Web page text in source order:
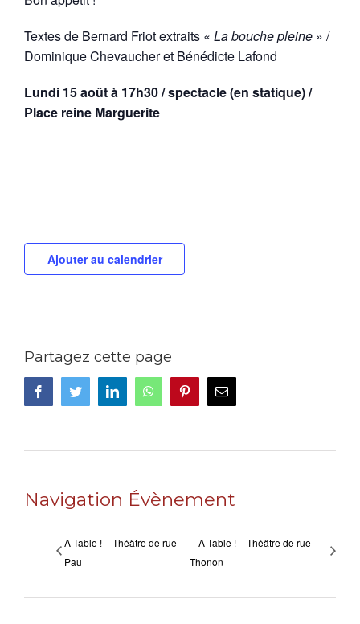
Textes de Bernard Friot extraits « La bouche pleine » /
Dominique Chevaucher et Bénédicte Lafond
Lundi 15 août à 17h30 / spectacle (en statique) /
Place reine Marguerite
Ajouter au calendrier
Partagez cette page
FacebookTwitterLinkedInWhatsAppPinterestEmail
Navigation Évènement
A Table ! – Théâtre de rue –
Pau
A Table ! – Théâtre de rue –
Thonon